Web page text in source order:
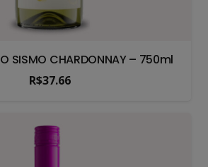
SISMO CHARDONNAY – 750ml
R$37.66